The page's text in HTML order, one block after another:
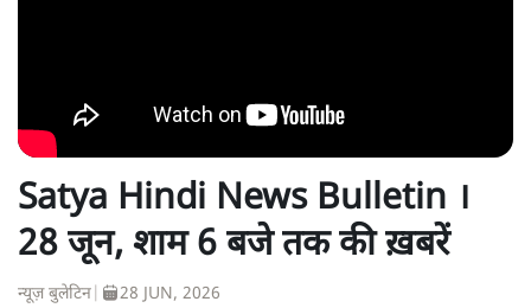
Satya Hindi News Bulletin ।
28 जून, शाम 6 बजे तक की ख़बरें
न्यूज़ बुलेटिन 28 JUN, 2026